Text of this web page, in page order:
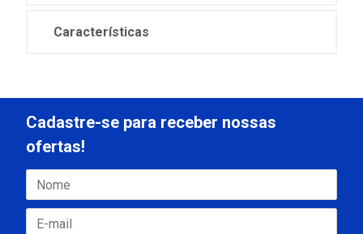
Características
Cadastre-se para receber nossas
ofertas!